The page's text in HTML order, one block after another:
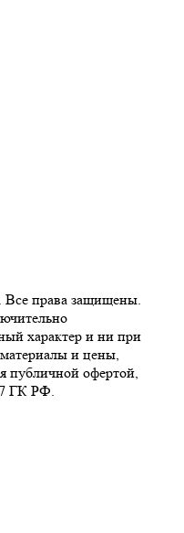
права защищены.
характер и ни при
и цены,
публичной офертой,
ГК РФ.